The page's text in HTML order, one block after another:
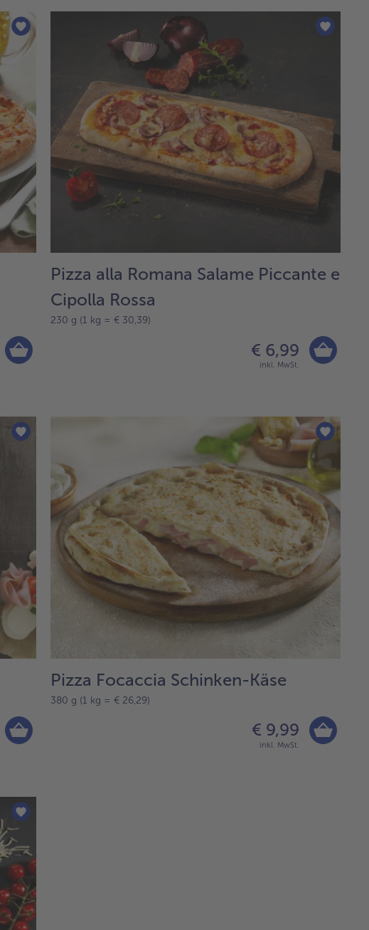
Pizza alla Romana Salame Piccante e
Cipolla Rossa
230 g (1 kg = € 30,39)
€ 6,99
inkl. MwSt.
Pizza Focaccia Schinken-Käse
380 g (1 kg = € 26,29)
€ 9,99
inkl. MwSt.